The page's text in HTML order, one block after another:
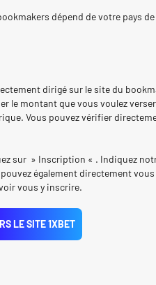
dépend de votre pays
dirigé sur le site du
le montant que vous voulez
Vous pouvez vérifier
sur » Inscription « . Indiquez
également directement vous
vous y inscrire.
LE SITE 1XBET